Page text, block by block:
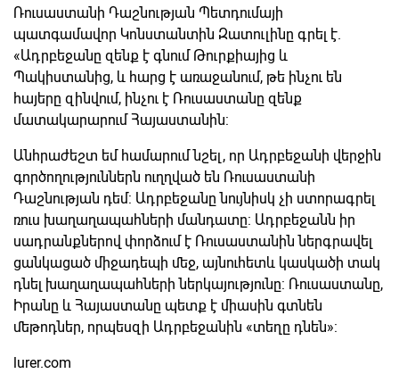
Ռուսաստանի Դաշնության Պետդումայի
պատգամավոր Կոնստանտին Զատուլինը գրել է.
«Ադրբեջանը զենք է գնում Թուրքիայից և
Պակիստանից, և հարց է առաջանում, թե ինչու են
հայերը զինվում, ինչու է Ռուսաստանը զենք
մատակարարում Հայաստանին:
Անհրաժեշտ եմ համարում նշել, որ Ադրբեջանի վերջին
գործողություններն ուղղված են Ռուսաստանի
Դաշնության դեմ: Ադրբեջանը նույնիսկ չի ստորագրել
ռուս խաղաղապահների մանդատը: Ադրբեջանն իր
սադրանքներով փորձում է Ռուսաստանին ներգրավել
ցանկացած միջադեպի մեջ, այնուհետև կասկածի տակ
դնել խաղաղապահների ներկայությունը: Ռուսաստանը,
Իրանը և Հայաստանը պետք է միասին գտնեն
մեթոդներ, որպեսզի Ադրբեջանին «տեղը դնեն»:
lurer.com